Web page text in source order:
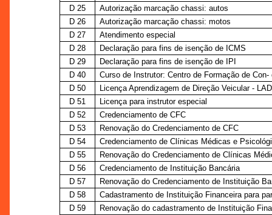
D 25
Autorização marcação chassi: autos
D 26
Autorização marcação chassi: motos
D 27
Atendimento especial
D 28
Declaração para fins de isenção de ICMS
D 29
Declaração para fins de isenção de IPI
D 40
Curso de Instrutor: Centro de Formação de Con-
D 50
Licença Aprendizagem de Direção Veicular -
D 51
Licença para instrutor especial
D 52
Credenciamento de CFC
D 53
Renovação do Credenciamento de CFC
D 54
Credenciamento de Clínicas Médicas e
D 55
Renovação do Credenciamento de Clínicas
D 56
Credenciamento de Instituição Bancária
D 57
Renovação do Credenciamento de Instituição
D 58
Cadastramento de Instituição Financeira para
D 59
Renovação do cadastramento de Instituição